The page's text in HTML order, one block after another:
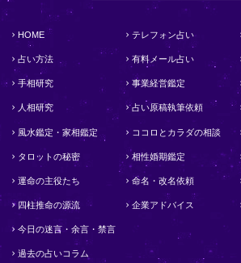
HOME
占い方法
手相研究
人相研究
風水鑑定・家相鑑定
タロットの秘密
運命の主役たち
四柱推命の源流
今日の迷言・余言・禁言
過去の占いコラム
テレフォン占い
有料メール占い
事業経営鑑定
占い原稿執筆依頼
ココロとカラダの相談
相性婚期鑑定
命名・改名依頼
企業アドバイス